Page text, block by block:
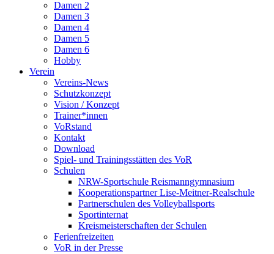
Damen 2
Damen 3
Damen 4
Damen 5
Damen 6
Hobby
Verein
Vereins-News
Schutzkonzept
Vision / Konzept
Trainer*innen
VoRstand
Kontakt
Download
Spiel- und Trainingsstätten des VoR
Schulen
NRW-Sportschule Reismanngymnasium
Kooperationspartner Lise-Meitner-Realschule
Partnerschulen des Volleyballsports
Sportinternat
Kreismeisterschaften der Schulen
Ferienfreizeiten
VoR in der Presse